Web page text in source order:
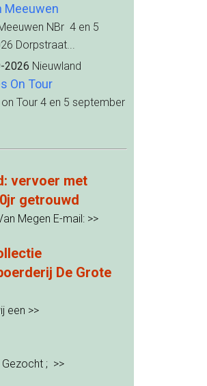
Meeuwen
NBr 4 en 5
Dorpstraat...
2026 Nieuwland
On Tour
Tour 4 en 5 september
vervoer met
getrouwd
Megen E-mail: >>
De Grote
een >>
; >>